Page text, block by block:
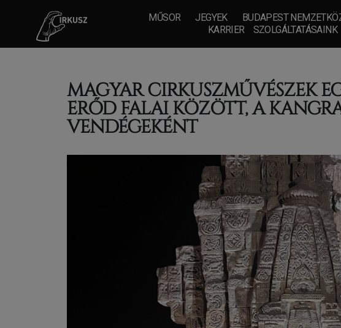
MŰSOR JEGYEK BUDAPEST
KARRIER
SZOLGÁLTATÁSAINK
MAGYAR CIRKUSZMŰVÉSZEK
ERŐD FALAI KÖZÖTT, A
VENDÉGEKÉNT